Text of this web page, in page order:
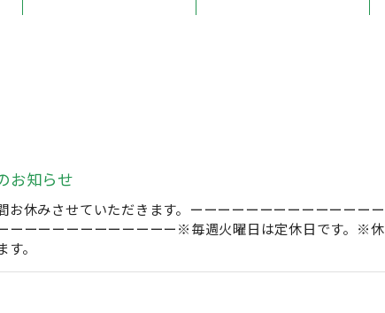
お知らせ
お休みさせていただきます。ーーーーーーーーーーーー
ーーーーーーーーーーーー※毎週火曜日は定休日です。※
。